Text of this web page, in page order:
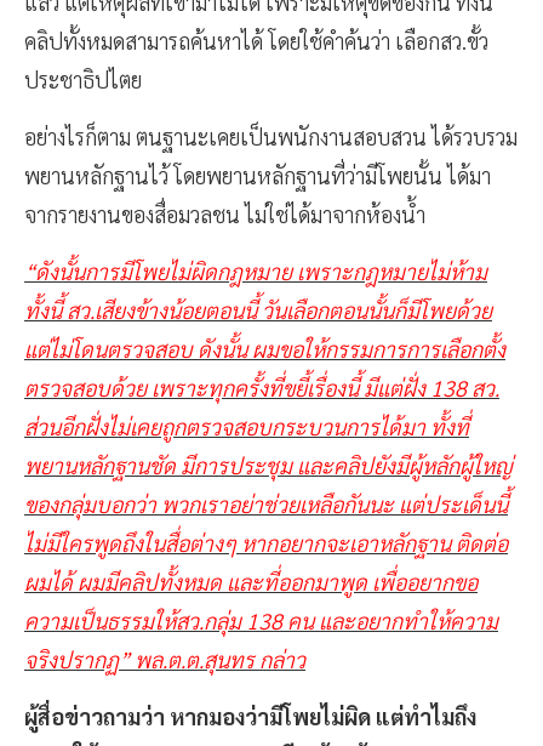
แล้ว แต่เหตุผลที่เข้ามาไม่ได้ เพราะมีเหตุขัดข้องกัน ทั้งนี้
คลิปทั้งหมดสามารถค้นหาได้ โดยใช้คำค้นว่า เลือกสว.ขั้ว
ประชาธิปไตย
อย่างไรก็ตาม ตนฐานะเคยเป็นพนักงานสอบสวน ได้รวบรวม
พยานหลักฐานไว้ โดยพยานหลักฐานที่ว่ามีโพยนั้น ได้มา
จากรายงานของสื่อมวลชน ไม่ใช่ได้มาจากห้องน้ำ
“ดังนั้นการมีโพยไม่ผิดกฎหมาย เพราะกฎหมายไม่ห้าม
ทั้งนี้ สว.เสียงข้างน้อยตอนนี้ วันเลือกตอนนั้นก็มีโพยด้วย
แต่ไม่โดนตรวจสอบ ดังนั้น ผมขอให้กรรมการการเลือกตั้ง
ตรวจสอบด้วย เพราะทุกครั้งที่ขยี้เรื่องนี้ มีแต่ฝั่ง 138 สว.
ส่วนอีกฝั่งไม่เคยถูกตรวจสอบกระบวนการได้มา ทั้งที่
พยานหลักฐานชัด มีการประชุม และคลิปยังมีผู้หลักผู้ใหญ่
ของกลุ่มบอกว่า พวกเราอย่าช่วยเหลือกันนะ แต่ประเด็นนี้
ไม่มีใครพูดถึงในสื่อต่างๆ หากอยากจะเอาหลักฐาน ติดต่อ
ผมได้ ผมมีคลิปทั้งหมด และที่ออกมาพูด เพื่ออยากขอ
ความเป็นธรรมให้สว.กลุ่ม 138 คน และอยากทำให้ความ
จริงปรากฏ” พล.ต.ต.สุนทร กล่าว